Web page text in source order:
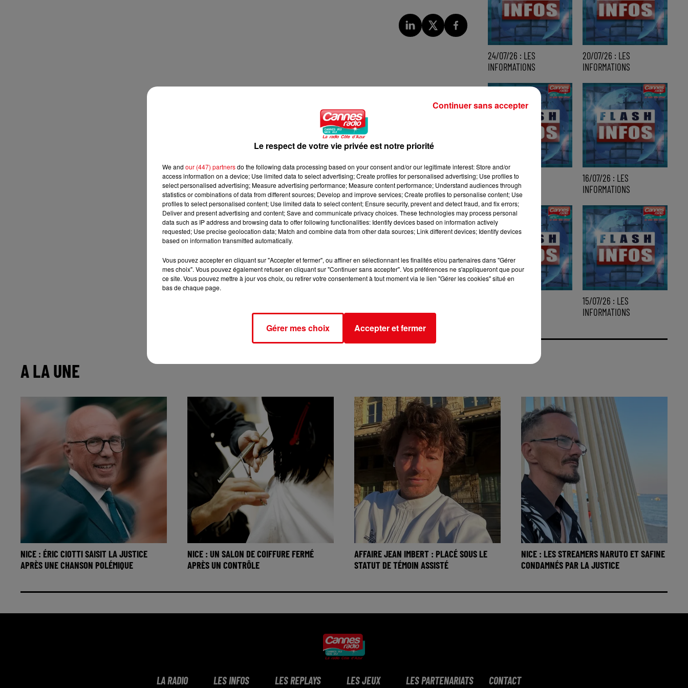
24/07/26 : LES
INFORMATIONS
20/07/26 : LES
INFORMATIONS
17/07/26 : LES
INFORMATIONS
16/07/26 : LES
INFORMATIONS
15/07/26 : LES
INFORMATIONS
A LA UNE
NICE : ÉRIC CIOTTI SAISIT LA JUSTICE
APRÈS UNE CHANSON POLÉMIQUE
NICE : UN SALON DE COIFFURE FERMÉ
APRÈS UN CONTRÔLE
AFFAIRE JEAN IMBERT : PLACÉ SOUS LE
STATUT DE TÉMOIN ASSISTÉ
NICE : LES STREAMERS NARUTO ET SAFINE
CONDAMNÉS PAR LA JUSTICE
LA RADIO LES INFOS LES REPLAYS LES JEUX LES PARTENARIATS CONTACT
Le respect de votre vie privée est notre priorité
We and our (447) partnersdo the following data processing based on your consent and/or our legitimate interest: Store and/or
access information on a device; Use limited data to select advertising; Create profiles for personalised advertising; Use profiles to
select personalised advertising; Measure advertising performance; Measure content performance; Understand audiences through
statistics or combinations of data from different sources; Develop and improve services; Create profiles to personalise content; Use
profiles to select personalised content; Use limited data to select content; Ensure security, prevent and detect fraud, and fix errors;
Deliver and present advertising and content; Save and communicate privacy choices. These technologies may process personal
data such as IP address and browsing data to offer following functionalities: Identify devices based on information actively
requested; Use precise geolocation data; Match and combine data from other data sources; Link different devices; Identify devices
based on information transmitted automatically.
Vous pouvez accepter en cliquant sur "Accepter et fermer", ou affiner en sélectionnant les finalités et/ou partenaires dans "Gérer
mes choix". Vous pouvez également refuser en cliquant sur "Continuer sans accepter". Vos préférences ne s'appliqueront que pour
ce site. Vous pouvez mettre à jour vos choix, ou retirer votre consentement à tout moment via le lien "Gérer les cookies" situé en
bas de chaque page.
Gérer mes choix Accepter et fermer
Continuer sans accepter